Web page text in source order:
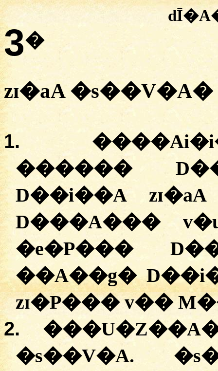
3�
zɪ�aA�s��V�A�
1.
������
D��i��A
zɪ�aA
D���A���
�e�P���
��A��g�
zɪ�P��� v��
2. �
�s��V�A.